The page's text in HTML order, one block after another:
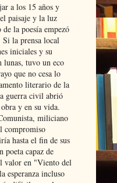
a los 15 años y
paisaje y la luz
la poesía empezó
la prensa local
iniciales y su
tuvo un eco
que no cesa lo
literario de la
guerra civil abrió
y en su vida.
miliciano
compromiso
hasta el fin de sus
poeta capaz de
valor en "Viento del
esperanza incluso